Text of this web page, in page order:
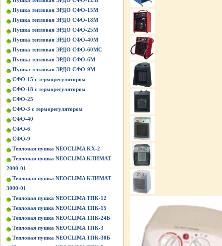
Пушка тепловая ЭРДО СФО-15М
Пушка тепловая ЭРДО СФО-18М
Пушка тепловая ЭРДО СФО-25М
Пушка тепловая ЭРДО СФО-40М
Пушка тепловая ЭРДО СФО-60МС
Пушка тепловая ЭРДО СФО-6М
Пушка тепловая ЭРДО СФО-9М
СФО-15 с терморегулятором
СФО-18 с терморегулятором
СФО-25
СФО-3 с терморегулятором
СФО-40
СФО-6
СФО-9
Тепловая пушка NEOCLIMA KХ-2
Тепловая пушка NEOCLIMA КЛИМАТ
2000-01
Тепловая пушка NEOCLIMA КЛИМАТ
3000-01
Тепловая пушка NEOCLIMA ТПК-12
Тепловая пушка NEOCLIMA ТПК-15
Тепловая пушка NEOCLIMA ТПК-24Б
Тепловая пушка NEOCLIMA ТПК-3
Тепловая пушка NEOCLIMA ТПК-30Б